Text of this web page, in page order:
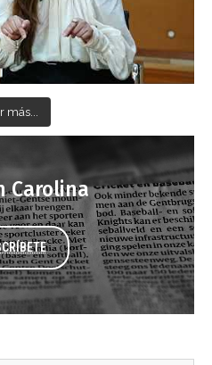
más...
Carolina